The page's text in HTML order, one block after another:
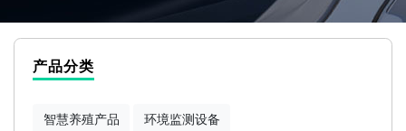
产品分类
智慧养殖产品 环境监测设备